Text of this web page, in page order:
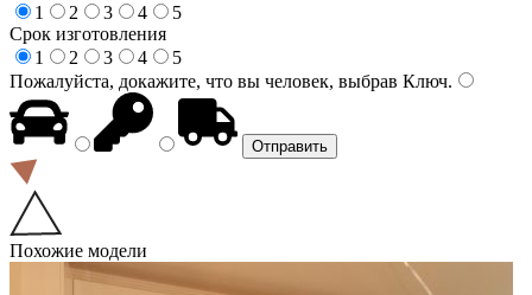
1
2 3 4
5
Срок изготовления
1
2 3 4
5
Пожалуйста, докажите, что вы человек, выбрав Ключ.
Похожие модели